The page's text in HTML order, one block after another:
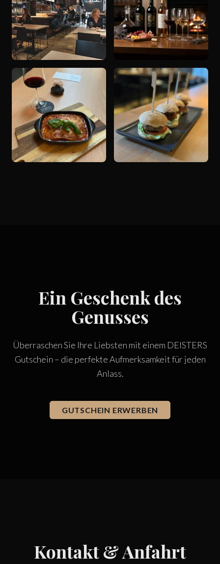
Ein Geschenk des
Genusses
Überraschen Sie Ihre Liebsten mit einem DEISTERS
Gutschein – die perfekte Aufmerksamkeit für jeden
Anlass.
GUTSCHEIN ERWERBEN
Kontakt & Anfahrt